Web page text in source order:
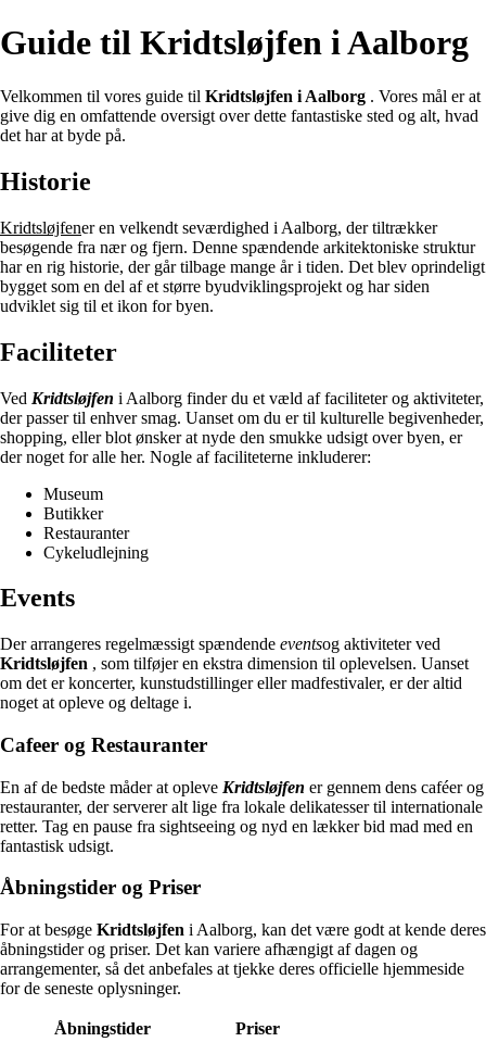
Guide til Kridtsløjfen i Aalborg
Velkommen til vores guide til Kridtsløjfen i Aalborg . Vores mål er at
give dig en omfattende oversigt over dette fantastiske sted og alt, hvad
det har at byde på.
Historie
Kridtsløjfener en velkendt seværdighed i Aalborg, der tiltrækker
besøgende fra nær og fjern. Denne spændende arkitektoniske struktur
har en rig historie, der går tilbage mange år i tiden. Det blev oprindeligt
bygget som en del af et større byudviklingsprojekt og har siden
udviklet sig til et ikon for byen.
Faciliteter
Ved Kridtsløjfen i Aalborg finder du et væld af faciliteter og aktiviteter,
der passer til enhver smag. Uanset om du er til kulturelle begivenheder,
shopping, eller blot ønsker at nyde den smukke udsigt over byen, er
der noget for alle her. Nogle af faciliteterne inkluderer:
Museum
Butikker
Restauranter
Cykeludlejning
Events
Der arrangeres regelmæssigt spændende eventsog aktiviteter ved
Kridtsløjfen , som tilføjer en ekstra dimension til oplevelsen. Uanset
om det er koncerter, kunstudstillinger eller madfestivaler, er der altid
noget at opleve og deltage i.
Cafeer og Restauranter
En af de bedste måder at opleve Kridtsløjfen er gennem dens caféer og
restauranter, der serverer alt lige fra lokale delikatesser til internationale
retter. Tag en pause fra sightseeing og nyd en lækker bid mad med en
fantastisk udsigt.
Åbningstider og Priser
For at besøge Kridtsløjfen i Aalborg, kan det være godt at kende deres
åbningstider og priser. Det kan variere afhængigt af dagen og
arrangementer, så det anbefales at tjekke deres officielle hjemmeside
for de seneste oplysninger.
Åbningstider
Priser